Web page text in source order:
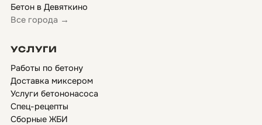
Бетон в Девяткино
Все города →
УСЛУГИ
Работы по бетону
Доставка миксером
Услуги бетононасоса
Спец-рецепты
Сборные ЖБИ